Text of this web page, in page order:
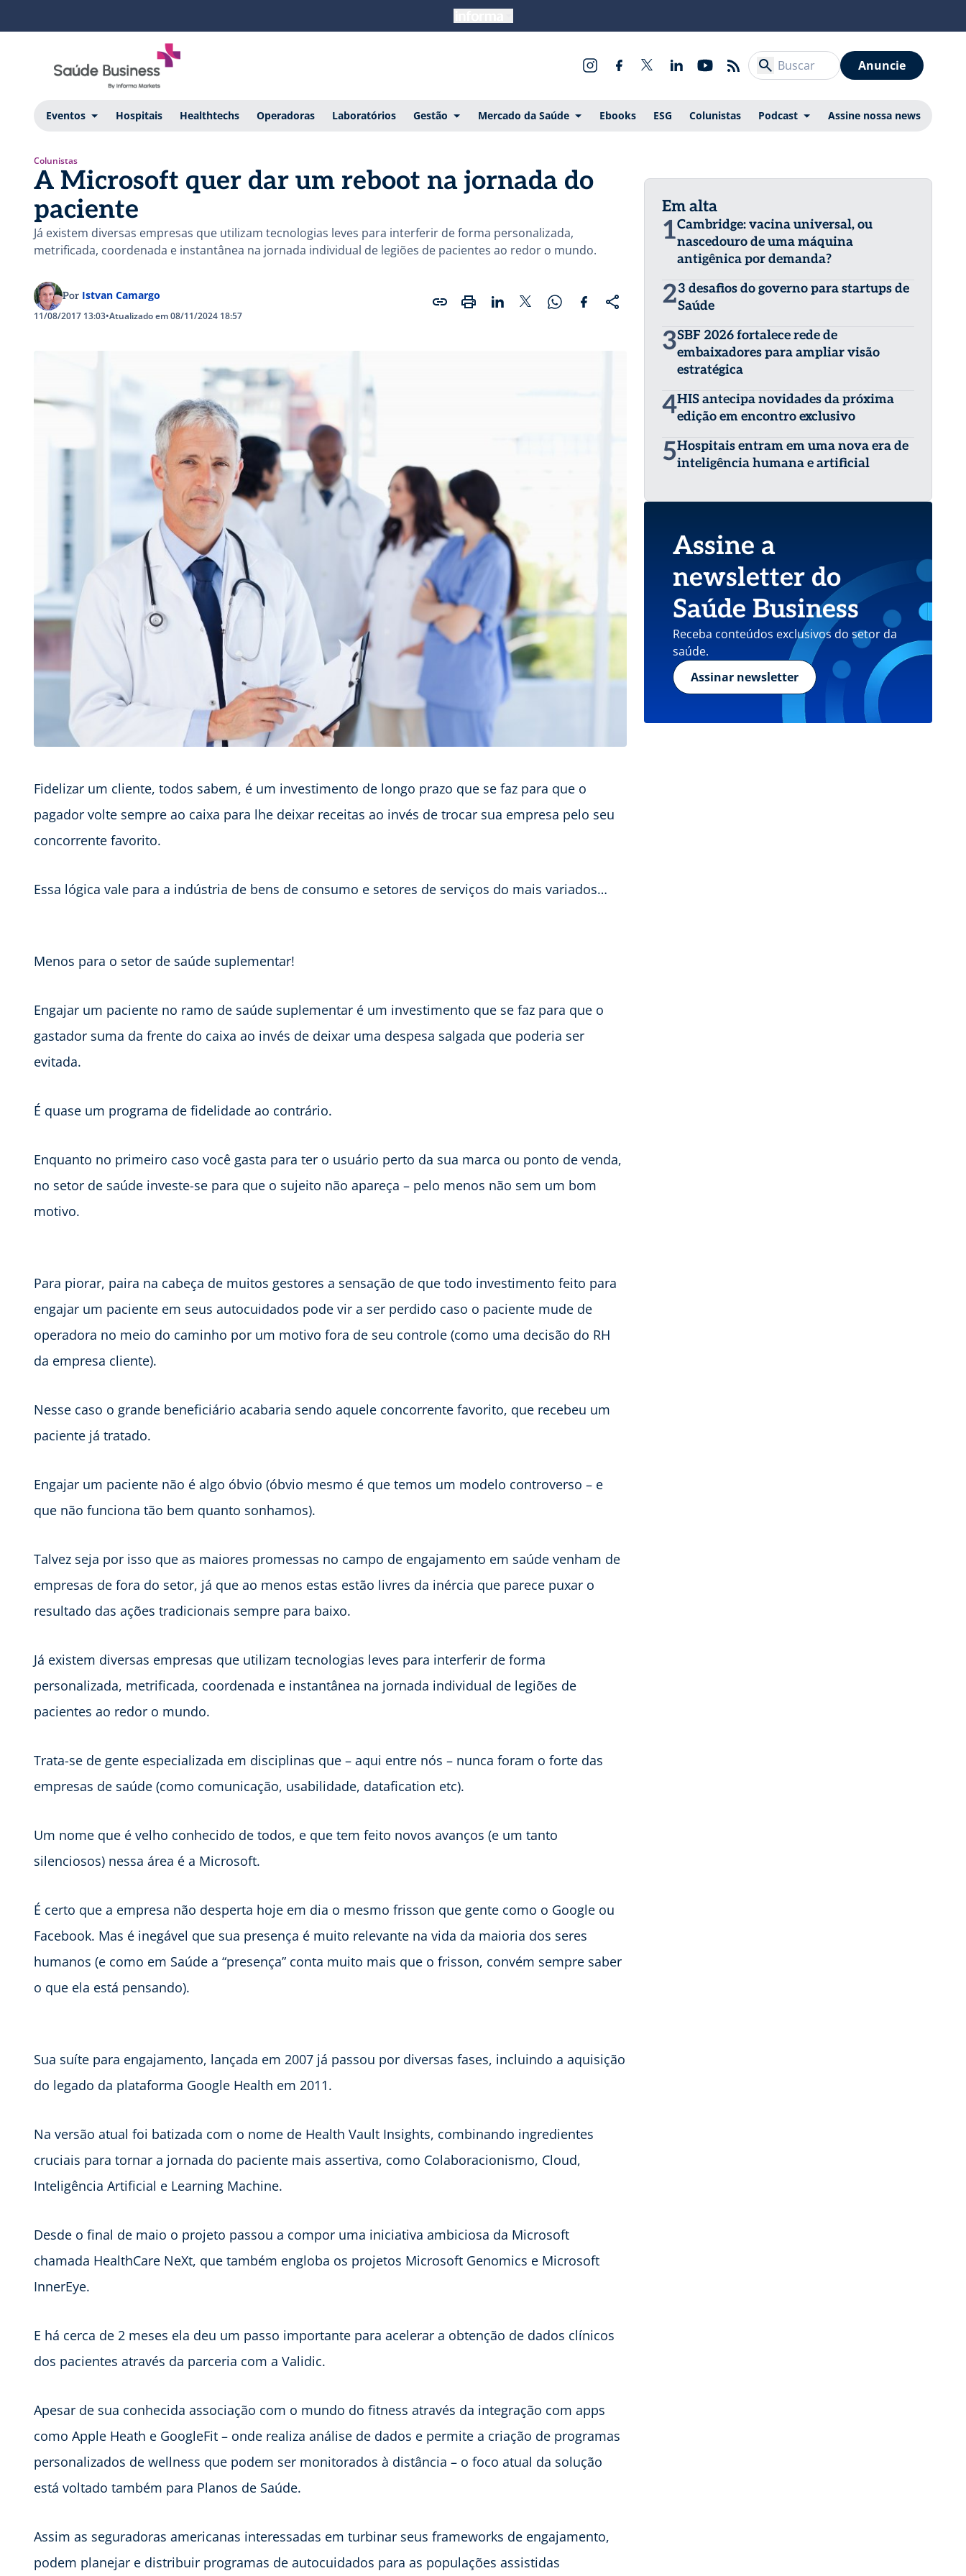
Anuncie
Eventos Hospitais Healthtechs Operadoras Laboratórios Gestão Mercado da Saúde Ebooks ESG Colunistas Podcast Assine nossa news
Colunistas
A Microsoft quer dar um reboot na jornada do
paciente
Já existem diversas empresas que utilizam tecnologias leves para interferir de forma personalizada,
metrificada, coordenada e instantânea na jornada individual de legiões de pacientes ao redor o mundo.
Por Istvan Camargo
11/08/2017 13:03•Atualizado em 08/11/2024 18:57
Fidelizar um cliente, todos sabem, é um investimento de longo prazo que se faz para que o
pagador volte sempre ao caixa para lhe deixar receitas ao invés de trocar sua empresa pelo seu
concorrente favorito.
Essa lógica vale para a indústria de bens de consumo e setores de serviços do mais variados…
Menos para o setor de saúde suplementar!
Engajar um paciente no ramo de saúde suplementar é um investimento que se faz para que o
gastador suma da frente do caixa ao invés de deixar uma despesa salgada que poderia ser
evitada.
É quase um programa de fidelidade ao contrário.
Enquanto no primeiro caso você gasta para ter o usuário perto da sua marca ou ponto de venda,
no setor de saúde investe-se para que o sujeito não apareça – pelo menos não sem um bom
motivo.
Para piorar, paira na cabeça de muitos gestores a sensação de que todo investimento feito para
engajar um paciente em seus autocuidados pode vir a ser perdido caso o paciente mude de
operadora no meio do caminho por um motivo fora de seu controle (como uma decisão do RH
da empresa cliente).
Nesse caso o grande beneficiário acabaria sendo aquele concorrente favorito, que recebeu um
paciente já tratado.
Engajar um paciente não é algo óbvio (óbvio mesmo é que temos um modelo controverso – e
que não funciona tão bem quanto sonhamos).
Talvez seja por isso que as maiores promessas no campo de engajamento em saúde venham de
empresas de fora do setor, já que ao menos estas estão livres da inércia que parece puxar o
resultado das ações tradicionais sempre para baixo.
Já existem diversas empresas que utilizam tecnologias leves para interferir de forma
personalizada, metrificada, coordenada e instantânea na jornada individual de legiões de
pacientes ao redor o mundo.
Trata-se de gente especializada em disciplinas que – aqui entre nós – nunca foram o forte das
empresas de saúde (como comunicação, usabilidade, datafication etc).
Um nome que é velho conhecido de todos, e que tem feito novos avanços (e um tanto
silenciosos) nessa área é a Microsoft.
É certo que a empresa não desperta hoje em dia o mesmo frisson que gente como o Google ou
Facebook. Mas é inegável que sua presença é muito relevante na vida da maioria dos seres
humanos (e como em Saúde a “presença” conta muito mais que o frisson, convém sempre saber
o que ela está pensando).
Sua suíte para engajamento, lançada em 2007 já passou por diversas fases, incluindo a aquisição
do legado da plataforma Google Health em 2011.
Na versão atual foi batizada com o nome de Health Vault Insights, combinando ingredientes
cruciais para tornar a jornada do paciente mais assertiva, como Colaboracionismo, Cloud,
Inteligência Artificial e Learning Machine.
Desde o final de maio o projeto passou a compor uma iniciativa ambiciosa da Microsoft
chamada HealthCare NeXt, que também engloba os projetos Microsoft Genomics e Microsoft
InnerEye.
E há cerca de 2 meses ela deu um passo importante para acelerar a obtenção de dados clínicos
dos pacientes através da parceria com a Validic.
Apesar de sua conhecida associação com o mundo do fitness através da integração com apps
como Apple Heath e GoogleFit – onde realiza análise de dados e permite a criação de programas
personalizados de wellness que podem ser monitorados à distância – o foco atual da solução
está voltado também para Planos de Saúde.
Assim as seguradoras americanas interessadas em turbinar seus frameworks de engajamento,
podem planejar e distribuir programas de autocuidados para as populações assistidas
Em alta
1Cambridge: vacina universal, ou
nascedouro de uma máquina
antigênica por demanda?
23 desafios do governo para startups de
Saúde
3SBF 2026 fortalece rede de
embaixadores para ampliar visão
estratégica
4HIS antecipa novidades da próxima
edição em encontro exclusivo
5Hospitais entram em uma nova era de
inteligência humana e artificial
Assine a
newsletter do
Saúde Business
Receba conteúdos exclusivos do setor da
saúde.
Assinar newsletter